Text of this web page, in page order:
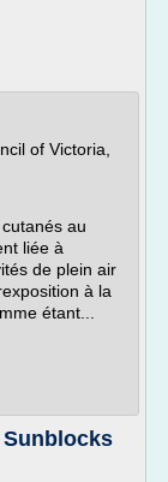
of Victoria,
au
liée à
de plein air
à la
étant...